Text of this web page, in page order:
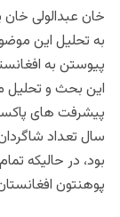
خان عبدالولی
به تحلیل این
پیوستن به
این بحث و تحلیل
پیشرفت های
بود، در حالیکه
پوهنتون افغانستان در